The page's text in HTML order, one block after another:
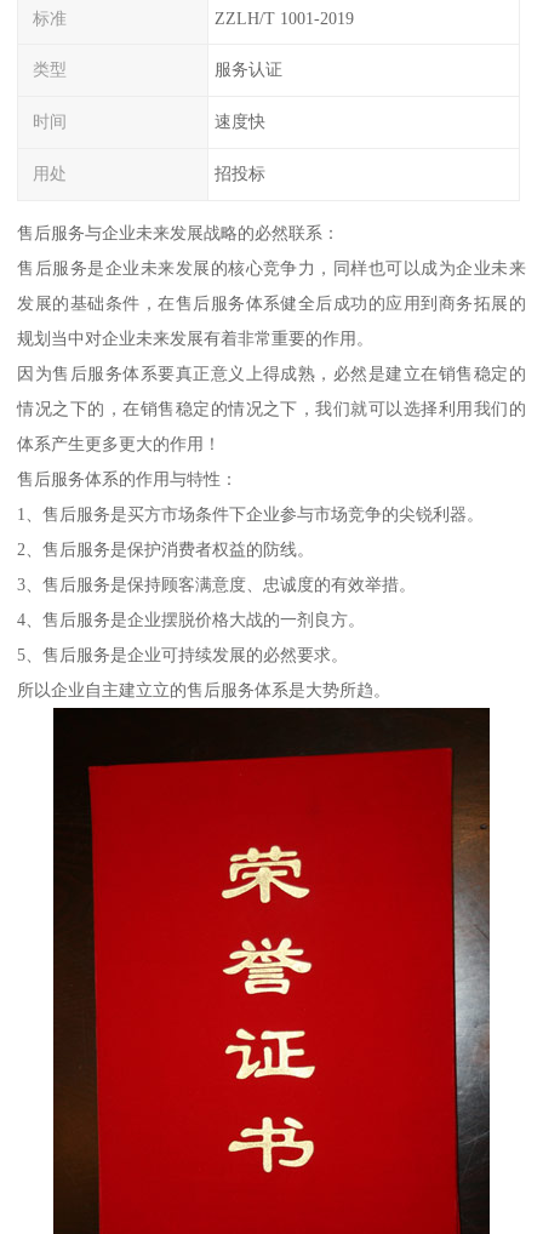
标准 ZZLH/T 1001-2019
类型 服务认证
时间 速度快
用处 招投标
售后服务与企业未来发展战略的必然联系：
售后服务是企业未来发展的核心竞争力，同样也可以成为企业未来
发展的基础条件，在售后服务体系健全后成功的应用到商务拓展的
规划当中对企业未来发展有着非常重要的作用。
因为售后服务体系要真正意义上得成熟，必然是建立在销售稳定的
情况之下的，在销售稳定的情况之下，我们就可以选择利用我们的
体系产生更多更大的作用！
售后服务体系的作用与特性：
1、售后服务是买方市场条件下企业参与市场竞争的尖锐利器。
2、售后服务是保护消费者权益的防线。
3、售后服务是保持顾客满意度、忠诚度的有效举措。
4、售后服务是企业摆脱价格大战的一剂良方。
5、售后服务是企业可持续发展的必然要求。
所以企业自主建立立的售后服务体系是大势所趋。